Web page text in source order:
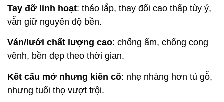
Tay đỡ linh hoạt: tháo lắp, thay đổi cao thấp tùy ý,
vẫn giữ nguyên độ bền.
Ván/lưới chất lượng cao: chống ẩm, chống cong
vênh, bền đẹp theo thời gian.
Kết cấu mở nhưng kiên cố: nhẹ nhàng hơn tủ gỗ,
nhưng tuổi thọ vượt trội.